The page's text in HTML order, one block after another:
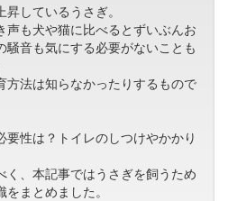
しているうさぎ。
声も犬や猫に比べるとずいぶんお
騒音も気にする必要がないことも
方法は知らなかったりするもので
性は？トイレのしつけやかかり
く、本記事ではうさぎを飼うため
まとめました。